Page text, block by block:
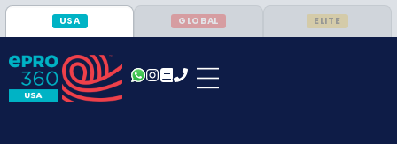
USA GLOBAL ELITE